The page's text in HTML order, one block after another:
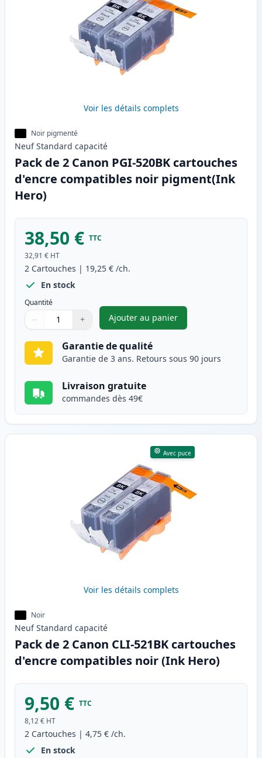
Voir les détails complets
Noir pigmenté
Neuf Standard capacité
Pack de 2 Canon PGI-520BK cartouches
d'encre compatibles noir pigment(Ink
Hero)
38,50 € TTC
32,91 € HT
2 Cartouches | 19,25 € /ch.
En stock
Quantité
Quantité
Utilisez les boutons pour ajuster
− +
Quantité
Ajouter au panier
,Pack de 2 Canon PGI-
Garantie de qualité
Garantie de 3 ans. Retours sous 90 jours
Livraison gratuite
commandes dès 49€
Avec puce
Voir les détails complets
Noir
Neuf Standard capacité
Pack de 2 Canon CLI-521BK cartouches
d'encre compatibles noir (Ink Hero)
9,50 € TTC
8,12 € HT
2 Cartouches | 4,75 € /ch.
En stock